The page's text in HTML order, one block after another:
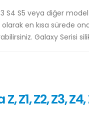
S4 S5 veya diğer model
olarak en kısa sürede
Galaxy Serisi
Z1, Z2, Z3,